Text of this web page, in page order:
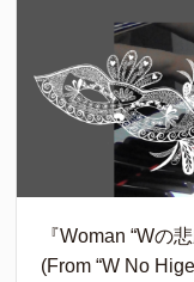
『Woman “Wの
(From “W No